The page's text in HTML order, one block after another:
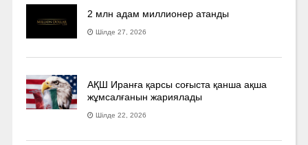
2 млн адам миллионер атанды
Шілде 27, 2026
АҚШ Иранға қарсы соғыста қанша ақша
жұмсалғанын жариялады
Шілде 22, 2026